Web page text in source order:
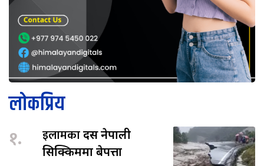
लोकप्रिय
१. इलामकादस नेपाली
सिक्किममा बेपत्ता